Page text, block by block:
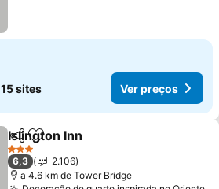
15 sites Ver preços
PartilharAdicionar aos favoritos
Islington Inn
3 Estrelas
6,3
2.106
a 4.6 km de Tower Bridge